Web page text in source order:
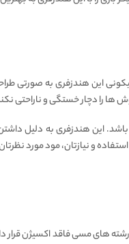
این هندزفری به
را دچار خستگی و ناراحتی